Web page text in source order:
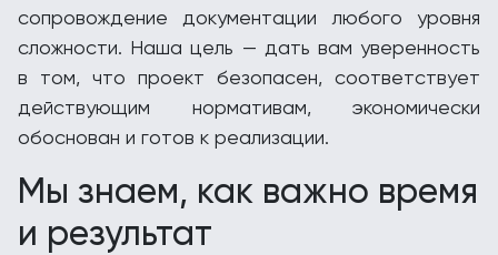
сопровождение документации любого уровня
сложности. Наша цель — дать вам уверенность
в том, что проект безопасен, соответствует
действующим нормативам, экономически
обоснован и готов к реализации.
Мы знаем, как важно время
и результат